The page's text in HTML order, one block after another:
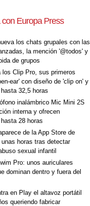
con Europa Press
los chats grupales con las
la mención '@todos' y
de grupos
los Clip Pro, sus primeros
ear' con diseño de 'clip on' y
32,5 horas
inalámbrico Mic Mini 2S
interna y ofrecen
28 horas
de la App Store de
horas tras detectar
sexual infantil
Pro: unos auriculares
dominan dentro y fuera del
en Play el altavoz portátil
queriendo fabricar